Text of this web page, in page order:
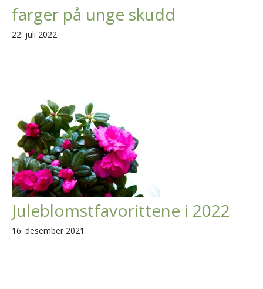
farger på unge skudd
22. juli 2022
Juleblomstfavorittene i 2022
16. desember 2021